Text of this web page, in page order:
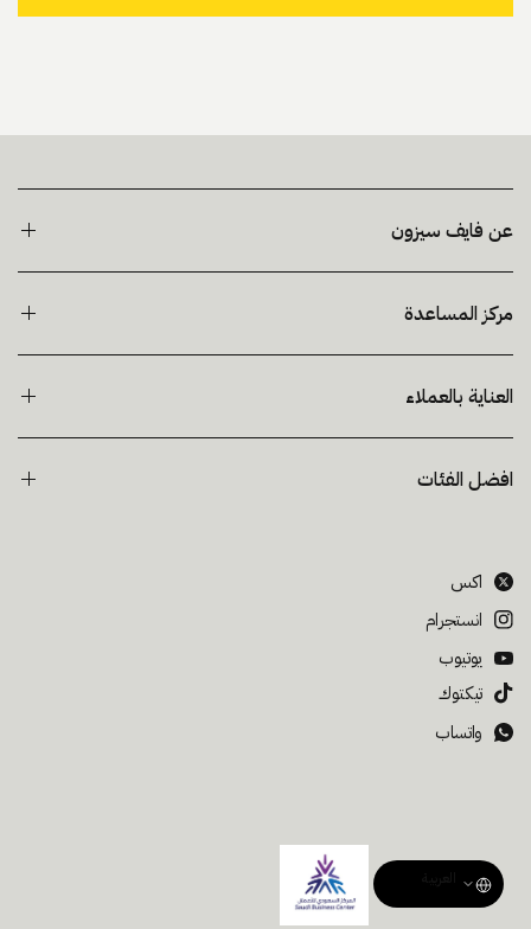
عن فايف سيزون
مركز المساعدة
العناية بالعملاء
افضل الفئات
اكس
انستجرام
يوتيوب
تيكتوك
واتساب